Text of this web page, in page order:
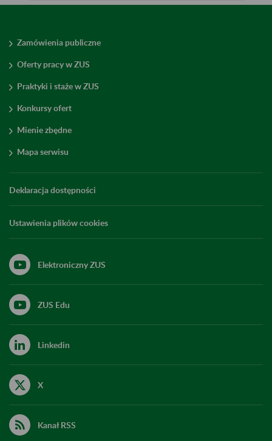
Zamówienia publiczne
Oferty pracy w ZUS
Praktyki i staże w ZUS
Konkursy ofert
Mienie zbędne
Mapa serwisu
Deklaracja dostępności
Ustawienia plików cookies
Elektroniczny ZUS
ZUS Edu
Linkedin
X
Kanał RSS